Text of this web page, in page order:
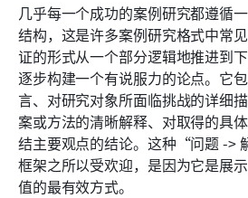
几乎每一个成功的案例研究都遵循
结构，这是许多案例研究格式中常
证的形式从一个部分逻辑地推进到
逐步构建一个有说服力的论点。它
言、对研究对象所面临挑战的详细
案或方法的清晰解释、对取得的具
结主要观点的结论。这种“问题 ->
框架之所以受欢迎，是因为它是展
值的最有效方式。